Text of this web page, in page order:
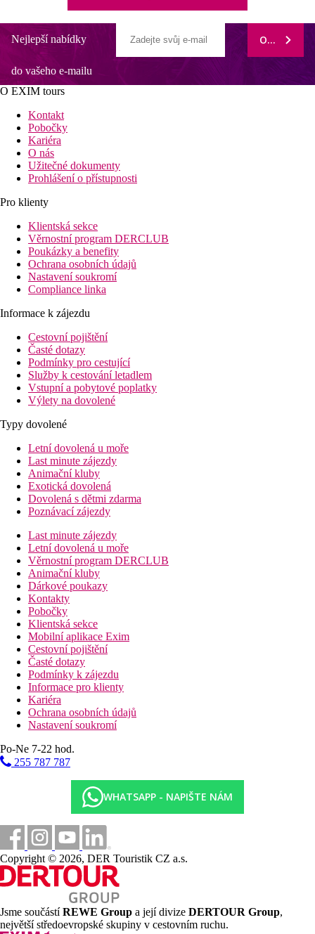
Nejlepší nabídky
do vašeho e-mailu
ODEBÍRAT
O EXIM tours
Kontakt
Pobočky
Kariéra
O nás
Užitečné dokumenty
Prohlášení o přístupnosti
Pro klienty
Klientská sekce
Věrnostní program DERCLUB
Poukázky a benefity
Ochrana osobních údajů
Nastavení soukromí
Compliance linka
Informace k zájezdu
Cestovní pojištění
Časté dotazy
Podmínky pro cestující
Služby k cestování letadlem
Vstupní a pobytové poplatky
Výlety na dovolené
Typy dovolené
Letní dovolená u moře
Last minute zájezdy
Animační kluby
Exotická dovolená
Dovolená s dětmi zdarma
Poznávací zájezdy
Last minute zájezdy
Letní dovolená u moře
Věrnostní program DERCLUB
Animační kluby
Dárkové poukazy
Kontakty
Pobočky
Klientská sekce
Mobilní aplikace Exim
Cestovní pojištění
Časté dotazy
Podmínky k zájezdu
Informace pro klienty
Kariéra
Ochrana osobních údajů
Nastavení soukromí
Po-Ne 7-22 hod.
255 787 787
WHATSAPP - NAPIŠTE NÁM
Copyright © 2026, DER Touristik CZ a.s.
Jsme součástíREWE Group a její divize DERTOUR Group,
největší středoevropské skupiny v cestovním ruchu.